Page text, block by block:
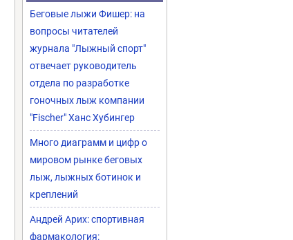
Беговые лыжи Фишер: на
вопросы читателей
журнала "Лыжный спорт"
отвечает руководитель
отдела по разработке
гоночных лыж компании
"Fischer" Ханс Хубингер
Много диаграмм и цифр о
мировом рынке беговых
лыж, лыжных ботинок и
креплений
Андрей Арих: спортивная
фармакология: